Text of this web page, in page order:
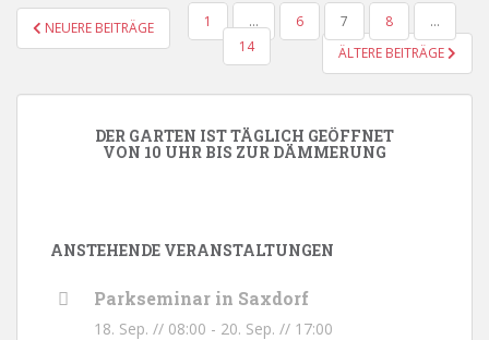
SEITENNUMMERIERUNG
DER
NEUERE BEITRÄGE 1 … 6 7 8
…
14
ÄLTERE BEITRÄGE
DER GARTEN IST TÄGLICH GEÖFFNET
VON 10 UHR BIS ZUR DÄMMERUNG
ANSTEHENDE VERANSTALTUNGEN
Parkseminar in Saxdorf
18. Sep. // 08:00 - 20. Sep. // 17:00